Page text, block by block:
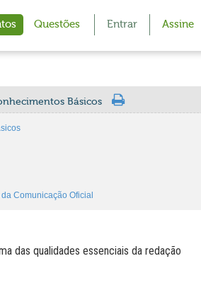
Questões Entrar Assine
Básicos
Comunicação Oficial
das qualidades essenciais da redação